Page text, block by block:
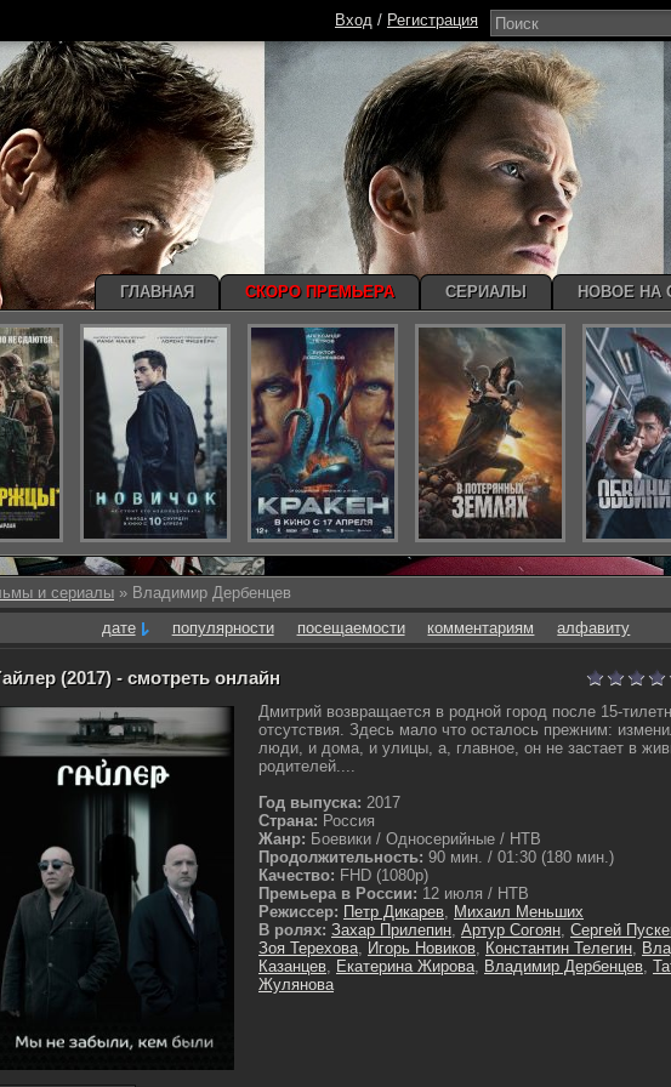
и сериалы » Владимир Дербенцев
дате
популярности посещаемости комментариям алфавиту
(2017) - смотреть онлайн
Дмитрий возвращается в родной город после 15-
отсутствия. Здесь мало что осталось прежним:
люди, и дома, и улицы, а, главное, он не застает в
родителей....
Год выпуска: 2017
Страна: Россия
Жанр: Боевики / Односерийные / НТВ
Продолжительность: 90 мин. / 01:30 (180 мин.)
Качество: FHD (1080p)
Премьера в России: 12 июля / НТВ
Режиссер: Петр Дикарев, Михаил Меньших
В ролях: Захар Прилепин, Артур Согоян, Сергей
Зоя Терехова, Игорь Новиков, Константин Телегин,
Казанцев, Екатерина Жирова, Владимир Дербенцев,
Жулянова
Вход / Регистрация
ГЛАВНАЯ СКОРО ПРЕМЬЕРА СЕРИАЛЫ НОВОЕ НА